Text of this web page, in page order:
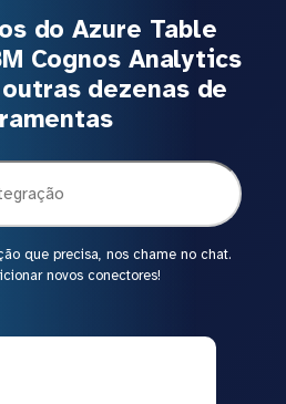
do Azure Table
Cognos Analytics
dezenas de
que precisa, nos chame no chat.
novos conectores!